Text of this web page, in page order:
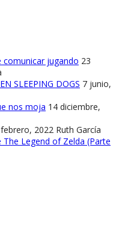
comunicar jugando 23
SLEEPING DOGS 7 junio,
nos moja 14 diciembre,
2022 Ruth García
Legend of Zelda (Parte